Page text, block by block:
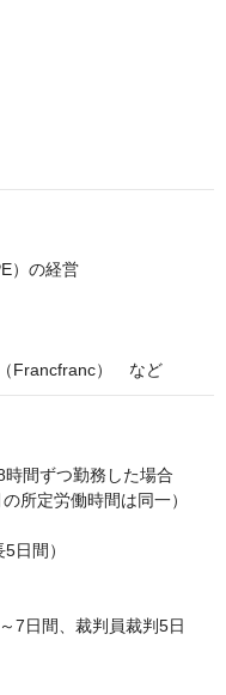
）の経営
Francfranc）　など
間ずつ勤務した場合
所定労働時間は同一）
日間）
7日間、裁判員裁判5日